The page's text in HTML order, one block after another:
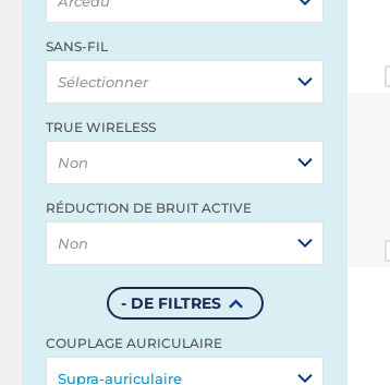
SANS-FIL
Sélectionner
TRUE WIRELESS
Non
RÉDUCTION DE BRUIT ACTIVE
Non
- DE FILTRES
COUPLAGE AURICULAIRE
Supra-auriculaire